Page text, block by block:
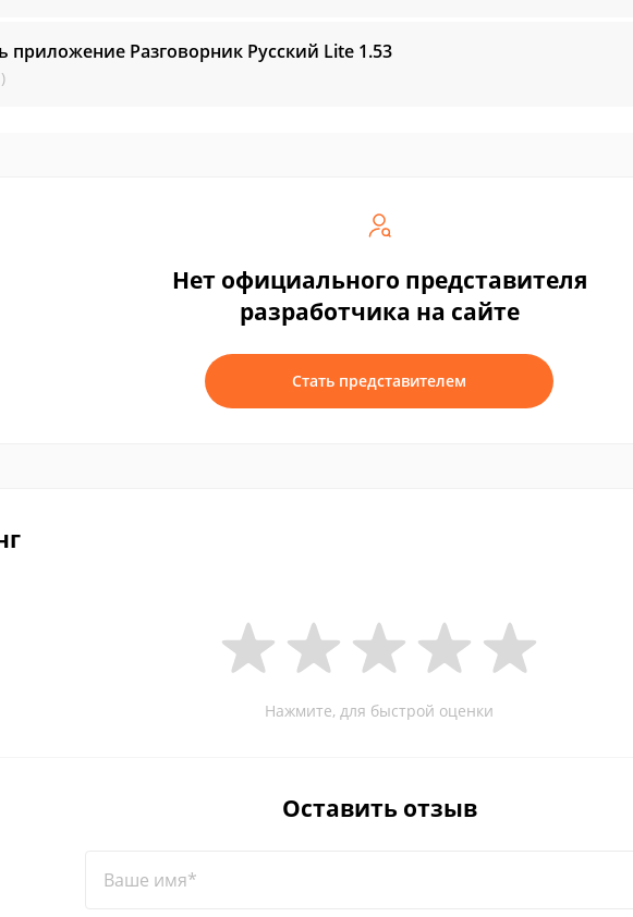
приложение Разговорник Русский Lite 1.53
Нет официального представителя
разработчика на сайте
Стать представителем
Нажмите, для быстрой оценки
Оставить отзыв
Ваше имя*